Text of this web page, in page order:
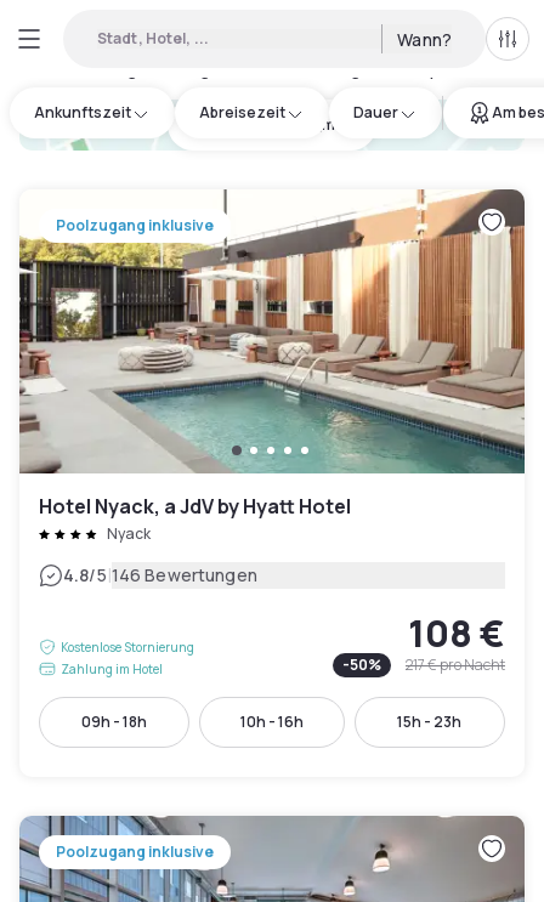
Stadt, Hotel, ... Wann? Alle
Ankunftszeit Abreisezeit Dauer Am
hotel.cta.view_map
Poolzugang inklusive
Hotel Nyack, a JdV by Hyatt Hotel
Nyack
4.8/5|146 Bewertungen
Kostenlose Stornierung
Zahlung im Hotel
108 €
-50% 217 €pro Nacht
09h - 18h 10h - 16h 15h - 23h
Poolzugang inklusive